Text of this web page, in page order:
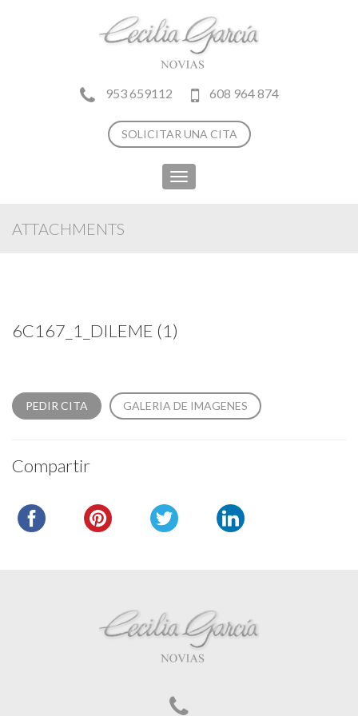
953 659112 608 964 874
SOLICITAR UNA CITA
Toggle
navigation
ATTACHMENTS
6C167_1_DILEME (1)
PEDIR CITA GALERIA DE IMAGENES
Compartir